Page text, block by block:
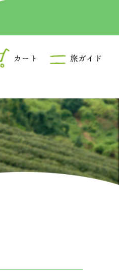
カート 旅ガイド